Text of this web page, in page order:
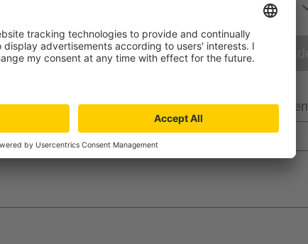
Verfügbarkeit in der Filiale prüfen
Filiale auswählen